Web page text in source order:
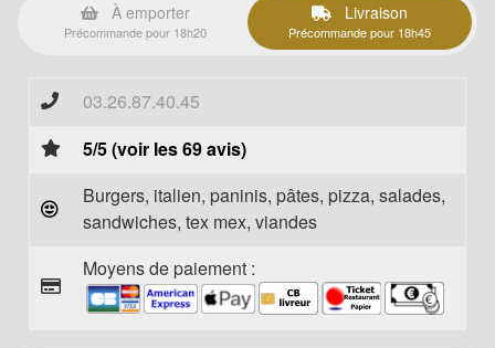
À emporter
Précommande pour 18h20
Livraison
Précommande pour 18h45
03.26.87.40.45
5/5 (voir les 69 avis)
Burgers, italien, paninis, pâtes, pizza, salades,
sandwiches, tex mex, viandes
Moyens de paiement :